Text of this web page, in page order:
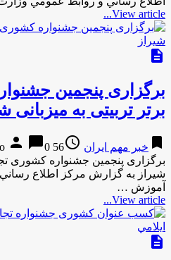
View article...
description
برگزاری پنجمین
برتر تربیتی به میزبانی
bookmark خبر مهم ایران access_time
56 years ago
person chat_bubble0
برگزاری پنجمین جشنواره کشوری
شیراز به گزارش مركز اطلاع
آموزش …
View article...
description